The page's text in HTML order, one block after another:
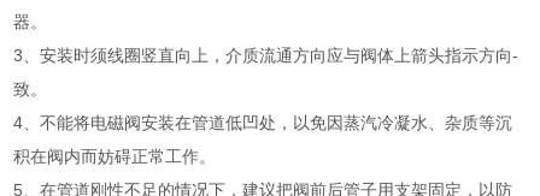
器。
3、安装时须线圈竖直向上，介质流通方向应与阀体上箭头指示方向-
致。
4、不能将电磁阀安装在管道低凹处，以免因蒸汽冷凝水、杂质等沉
积在阀内而妨碍正常工作。
5、在管道刚性不足的情况下，建议把阀前后管子用支架固定，以防